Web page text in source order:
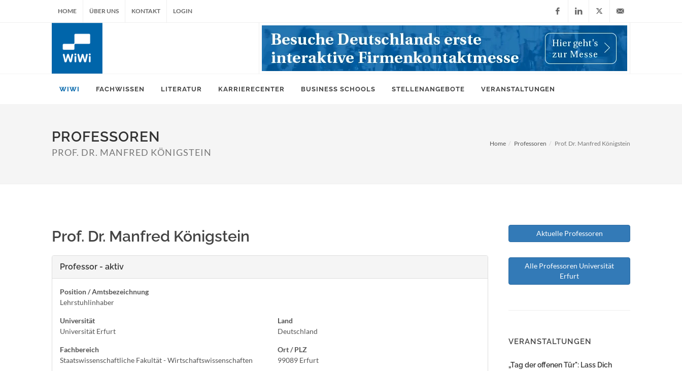
HOME ÜBER UNS KONTAKT LOGIN
FacebookLinkedIn
X
(Twitter)
info@wiwi-
WIWI FACHWISSEN LITERATUR KARRIERECENTER BUSINESS SCHOOLS STELLENANGEBOTE VERANSTALTUNGEN
PROFESSOREN
PROF. DR. MANFRED KÖNIGSTEIN
Home Professoren Prof. Dr. Manfred Königstein
Prof. Dr. Manfred Königstein
Professor - aktiv
Position / Amtsbezeichnung
Lehrstuhlinhaber
Universität
Universität Erfurt
Fachbereich
Staatswissenschaftliche Fakultät - Wirtschaftswissenschaften
Land
Deutschland
Ort / PLZ
99089 Erfurt
Aktuelle Professoren
Alle Professoren Universität
Erfurt
VERANSTALTUNGEN
„Tag der offenen Tür": Lass Dich